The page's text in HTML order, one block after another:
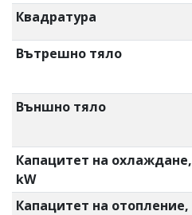
Квадратура
Вътрешно тяло
Външно тяло
Капацитет на охлаждане,
kW
Капацитет на отопление,